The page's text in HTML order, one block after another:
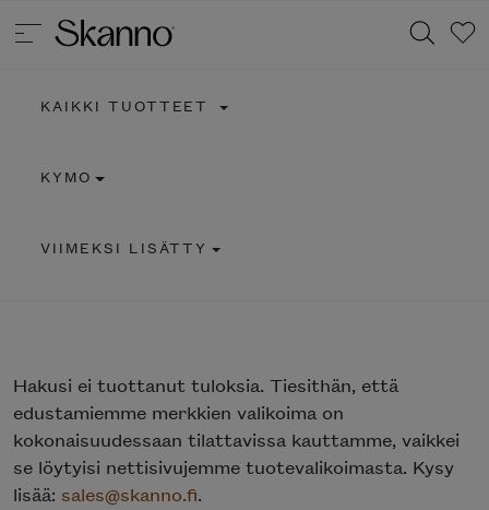
KAIKKI TUOTTEET
KYMO
VIIMEKSI LISÄTTY
Hakusi ei tuottanut tuloksia. Tiesithän, että
edustamiemme merkkien valikoima on
kokonaisuudessaan tilattavissa kauttamme, vaikkei
se löytyisi nettisivujemme tuotevalikoimasta. Kysy
lisää: sales@skanno.fi.